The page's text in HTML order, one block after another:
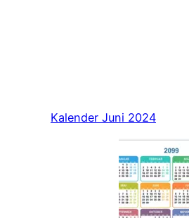
Kalender Juni 2024